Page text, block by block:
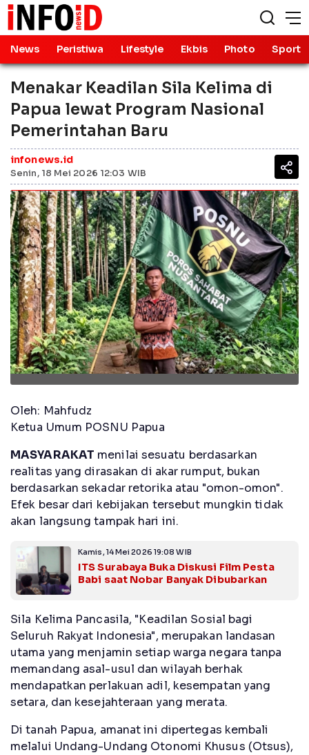
News Peristiwa Lifestyle Ekbis Photo Sport
Menakar Keadilan Sila Kelima di
Papua lewat Program Nasional
Pemerintahan Baru
infonews.id
Senin, 18 Mei 2026 12:03 WIB
Oleh: Mahfudz
Ketua Umum POSNU Papua
MASYARAKAT menilai sesuatu berdasarkan
realitas yang dirasakan di akar rumput, bukan
berdasarkan sekadar retorika atau "omon-omon".
Efek besar dari kebijakan tersebut mungkin tidak
akan langsung tampak hari ini.
Kamis, 14 Mei 2026 19:08 WIB
ITS Surabaya Buka Diskusi Film Pesta
Babi saat Nobar Banyak Dibubarkan
Sila Kelima Pancasila, "Keadilan Sosial bagi
Seluruh Rakyat Indonesia", merupakan landasan
utama yang menjamin setiap warga negara tanpa
memandang asal-usul dan wilayah berhak
mendapatkan perlakuan adil, kesempatan yang
setara, dan kesejahteraan yang merata.
Di tanah Papua, amanat ini dipertegas kembali
melalui Undang-Undang Otonomi Khusus (Otsus),